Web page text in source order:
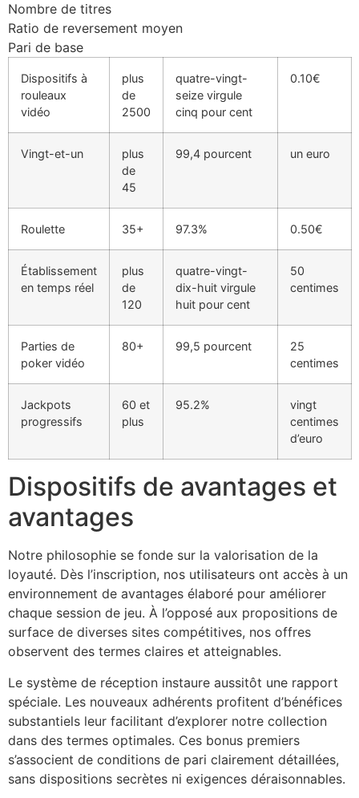
Nombre de titres
Ratio de reversement moyen
Pari de base
Dispositifs à
rouleaux
vidéo
plus
de
2500
quatre-vingt-
seize virgule
cinq pour cent
0.10€
Vingt-et-un
plus
de
45
99,4 pourcent un euro
Roulette 35+ 97.3% 0.50€
Établissement
en temps réel
plus
de
120
quatre-vingt-
dix-huit virgule
huit pour cent
50
centimes
Parties de
poker vidéo
80+ 99,5 pourcent
25
centimes
Jackpots
progressifs
60 et
plus
95.2%
vingt
centimes
d’euro
Dispositifs de avantages et
avantages
Notre philosophie se fonde sur la valorisation de la
loyauté. Dès l’inscription, nos utilisateurs ont accès à un
environnement de avantages élaboré pour améliorer
chaque session de jeu. À l’opposé aux propositions de
surface de diverses sites compétitives, nos offres
observent des termes claires et atteignables.
Le système de réception instaure aussitôt une rapport
spéciale. Les nouveaux adhérents profitent d’bénéfices
substantiels leur facilitant d’explorer notre collection
dans des termes optimales. Ces bonus premiers
s’associent de conditions de pari clairement détaillées,
sans dispositions secrètes ni exigences déraisonnables.